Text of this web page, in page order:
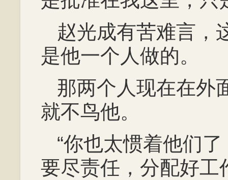
赵光成有苦难言，
是他一个人做的。
那两个人现在在外
就不鸟他。
“你也太惯着他们
要尽责任，分配好工